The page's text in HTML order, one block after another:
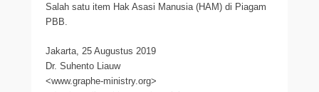
Salah satu item Hak Asasi Manusia (HAM) di Piagam
PBB.
Jakarta, 25 Augustus 2019
Dr. Suhento Liauw
<www.graphe-ministry.org>